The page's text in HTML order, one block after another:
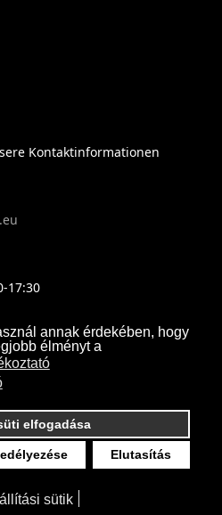
annak érdekében, hogy
élményt a
Elutasítás
elfogadása
sütik
Kontaktinformationen
17:30